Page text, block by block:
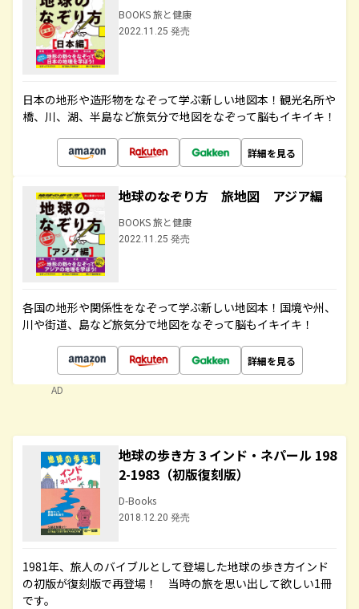
BOOKS 旅と健康
2022.11.25 発売
日本の地形や造形物をなぞって学ぶ新しい地図本！観光名所や
橋、川、湖、半島など旅気分で地図をなぞって脳もイキイキ！
詳細を見る
地球のなぞり方 旅地図 アジア編
BOOKS 旅と健康
2022.11.25 発売
各国の地形や関係性をなぞって学ぶ新しい地図本！国境や州、
川や街道、島など旅気分で地図をなぞって脳もイキイキ！
詳細を見る
AD
地球の歩き方 3 インド・ネパール 198
2-1983（初版復刻版）
D-Books
2018.12.20 発売
1981年、旅人のバイブルとして登場した地球の歩き方インド
の初版が復刻版で再登場！ 当時の旅を思い出して欲しい1冊
です。